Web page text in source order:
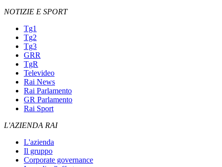
NOTIZIE E SPORT
Tg1
Tg2
Tg3
GRR
TgR
Televideo
Rai News
Rai Parlamento
GR Parlamento
Rai Sport
L'AZIENDA RAI
L'azienda
Il gruppo
Corporate governance